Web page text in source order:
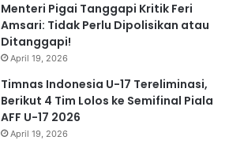
Menteri Pigai Tanggapi Kritik Feri
Amsari: Tidak Perlu Dipolisikan atau
Ditanggapi!
April 19, 2026
Timnas Indonesia U-17 Tereliminasi,
Berikut 4 Tim Lolos ke Semifinal Piala
AFF U-17 2026
April 19, 2026